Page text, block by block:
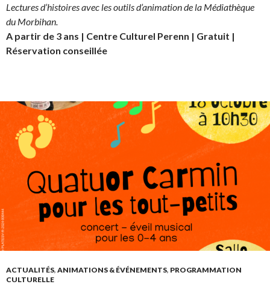
Lectures d’histoires avec les outils d’animation de la Médiathèque
du Morbihan.
A partir de 3 ans | Centre Culturel Perenn | Gratuit |
Réservation conseillée
ACTUALITÉS, ANIMATIONS & ÉVÉNEMENTS, PROGRAMMATION
CULTURELLE